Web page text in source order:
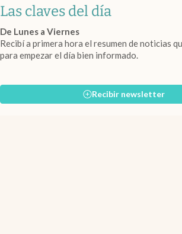
Las claves del día
De Lunes a Viernes
Recibí a primera hora el resumen de noticias
para empezar el día bien informado.
Recibir newsletter